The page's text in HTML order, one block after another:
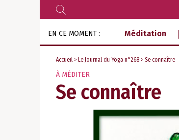
RECHERCHER
EN CE MOMENT : Méditation
Accueil > Le Journal du Yoga n°268 > Se connaître
À MÉDITER
Se connaître